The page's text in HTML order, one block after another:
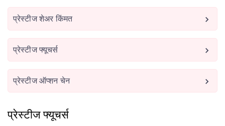
प्रेस्टीज शेअर किंमत
प्रेस्टीज फ्यूचर्स
प्रेस्टीज ऑप्शन चेन
प्रेस्टीज फ्यूचर्स